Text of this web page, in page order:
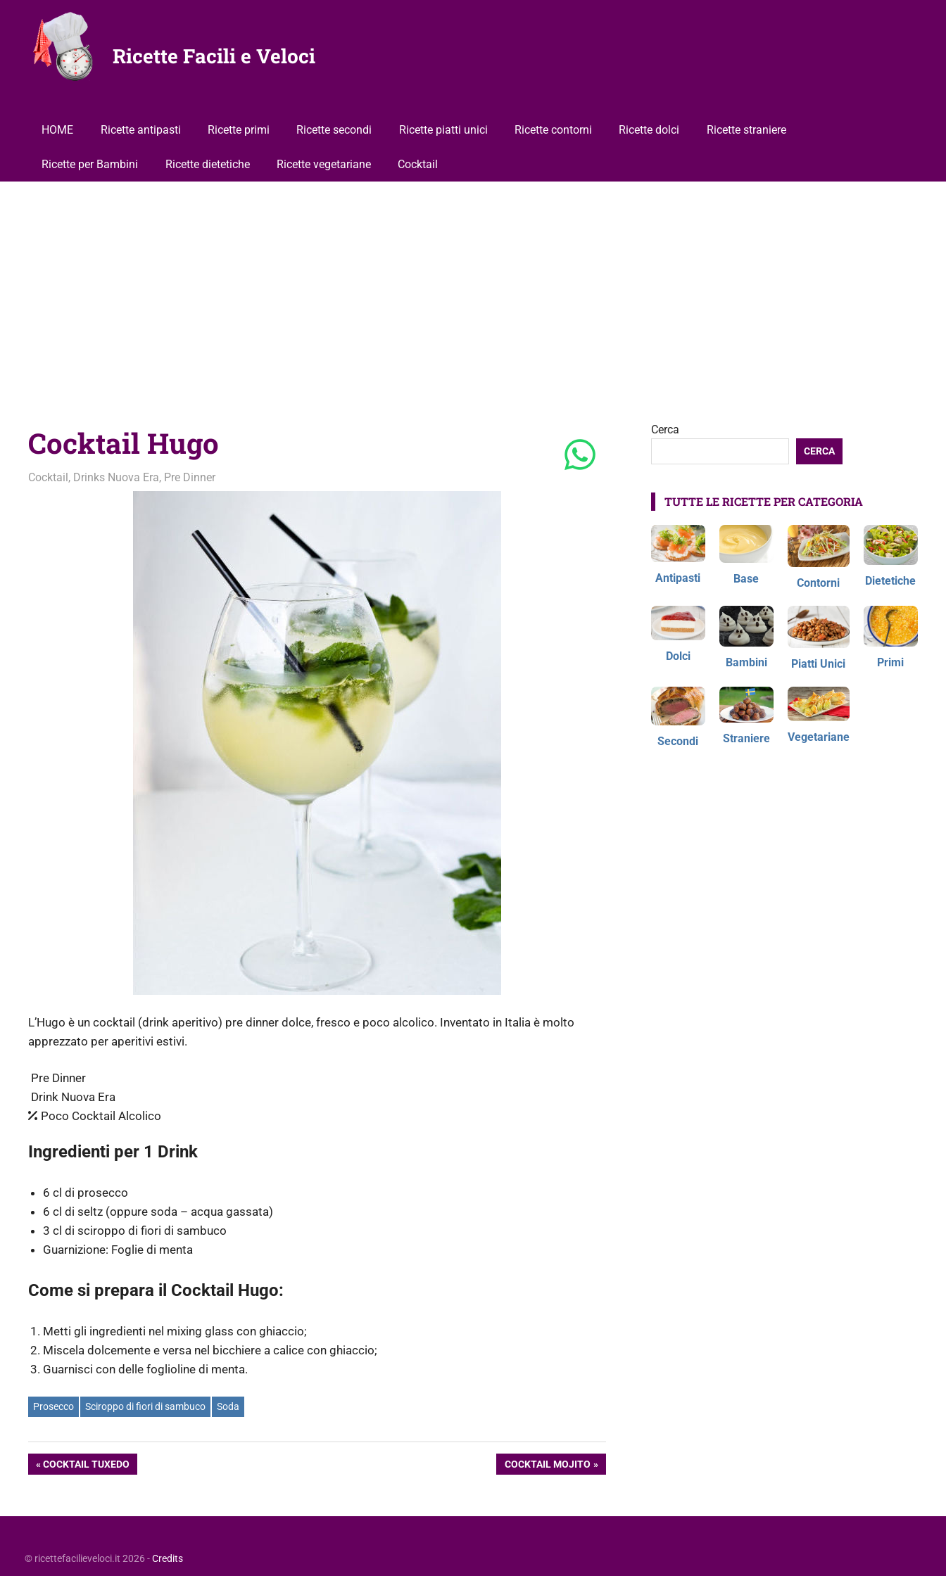
contenuto
Ricette Facili e Veloci
HOME Ricette antipasti Ricette primi Ricette secondi Ricette piatti unici Ricette contorni Ricette dolci Ricette straniere
Ricette per Bambini Ricette dietetiche Ricette vegetariane Cocktail
Cocktail Hugo
29 Luglio 2020
admin
Cocktail, Drinks Nuova Era, Pre Dinner
L’Hugo è un cocktail (drink aperitivo) pre dinner dolce, fresco e poco alcolico. Inventato in Italia è molto
apprezzato per aperitivi estivi.
Pre Dinner
Drink Nuova Era
Poco Cocktail Alcolico
Ingredienti per 1 Drink
6 cl di prosecco
6 cl di seltz (oppure soda – acqua gassata)
3 cl di sciroppo di fiori di sambuco
Guarnizione: Foglie di menta
Come si prepara il Cocktail Hugo:
Metti gli ingredienti nel mixing glass con ghiaccio;
Miscela dolcemente e versa nel bicchiere a calice con ghiaccio;
Guarnisci con delle foglioline di menta.
Prosecco Sciroppo di fiori di sambuco Soda
Navigazione
ARTICOLO
COCKTAIL TUXEDO
ARTICOLO
COCKTAIL MOJITO
Cerca
CERCA
TUTTE LE RICETTE PER CATEGORIA
Antipasti Base Contorni Dietetiche
Dolci Bambini Piatti Unici Primi
Secondi Straniere Vegetariane
© ricettefacilieveloci.it 2026 -Credits